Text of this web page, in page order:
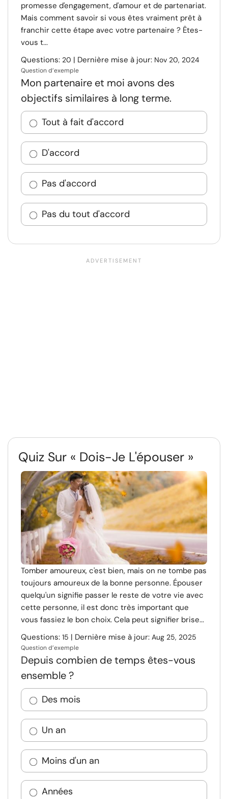
promesse d'engagement, d'amour et de partenariat.
Mais comment savoir si vous êtes vraiment prêt à
franchir cette étape avec votre partenaire ? Êtes-
vous t...
Questions: 20 | Dernière mise à jour: Nov 20, 2024
Question d’exemple
Mon partenaire et moi avons des
objectifs similaires à long terme.
Tout à fait d'accord
D'accord
Pas d'accord
Pas du tout d'accord
Quiz Sur « Dois-Je L'épouser »
Tomber amoureux, c'est bien, mais on ne tombe pas
toujours amoureux de la bonne personne. Épouser
quelqu'un signifie passer le reste de votre vie avec
cette personne, il est donc très important que
vous fassiez le bon choix. Cela peut signifier brise...
Questions: 15 | Dernière mise à jour: Aug 25, 2025
Question d’exemple
Depuis combien de temps êtes-vous
ensemble ?
Des mois
Un an
Moins d'un an
Années